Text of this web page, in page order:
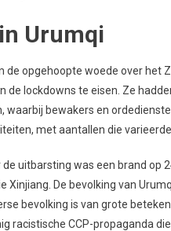
Urumqi
de opgehoopte woede over het
de lockdowns te eisen. Ze
waarbij bewakers en
met aantallen die
uitbarsting was een brand op
Xinjiang. De bevolking van
bevolking is van grote
racistische CCP-propaganda